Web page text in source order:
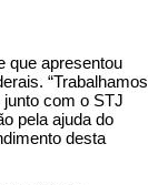
que apresentou
“Trabalhamos
com o STJ
pela ajuda do
desta